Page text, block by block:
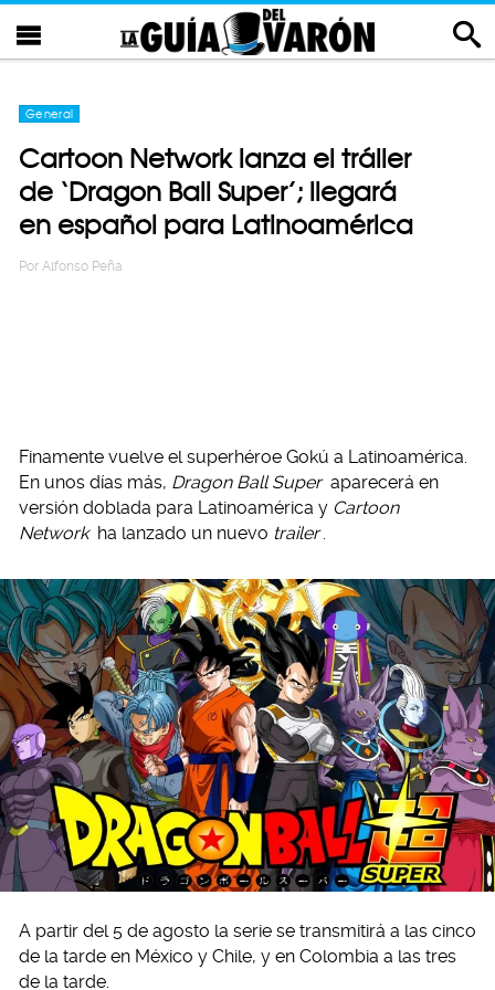
General
Cartoon Network lanza el tráiler
de ‘Dragon Ball Super’; llegará
en español para Latinoamérica
Por Alfonso Peña
Finamente vuelve el superhéroe Gokú a Latinoamérica.
En unos días más, Dragon Ball Super aparecerá en
versión doblada para Latinoamérica y Cartoon
Network ha lanzado un nuevo trailer .
A partir del 5 de agosto la serie se transmitirá a las cinco
de la tarde en México y Chile, y en Colombia a las tres
de la tarde.